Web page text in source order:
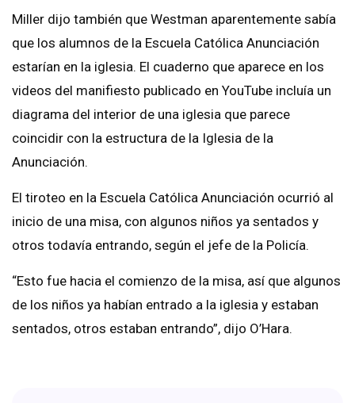
Miller dijo también que Westman aparentemente sabía
que los alumnos de la Escuela Católica Anunciación
estarían en la iglesia. El cuaderno que aparece en los
videos del manifiesto publicado en YouTube incluía un
diagrama del interior de una iglesia que parece
coincidir con la estructura de la Iglesia de la
Anunciación.
El tiroteo en la Escuela Católica Anunciación ocurrió al
inicio de una misa, con algunos niños ya sentados y
otros todavía entrando, según el jefe de la Policía.
“Esto fue hacia el comienzo de la misa, así que algunos
de los niños ya habían entrado a la iglesia y estaban
sentados, otros estaban entrando”, dijo O’Hara.